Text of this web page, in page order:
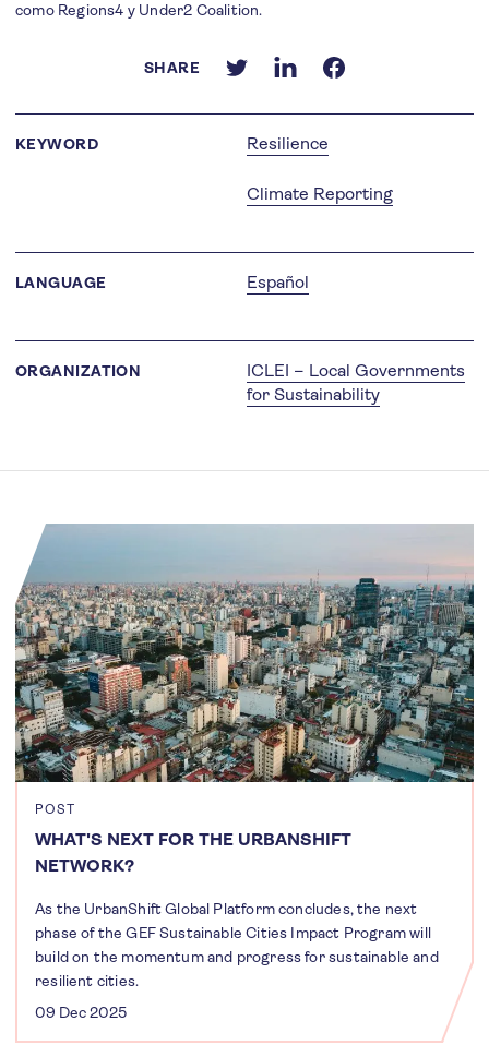
como Regions4 y Under2 Coalition.
SHARE
KEYWORD Resilience
Climate Reporting
LANGUAGE Español
ORGANIZATION
ICLEI – Local Governments
for Sustainability
POST
WHAT'S NEXT FOR THE URBANSHIFT
NETWORK?
As the UrbanShift Global Platform concludes, the next
phase of the GEF Sustainable Cities Impact Program will
build on the momentum and progress for sustainable and
resilient cities.
09 Dec 2025